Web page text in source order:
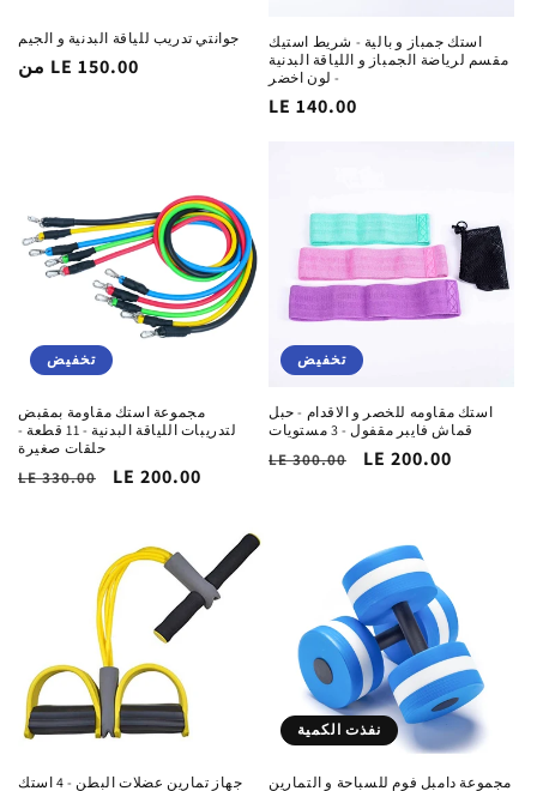
جوانتي تدريب للياقة البدنية و الجيم
السغرمن LE 150.00
استك جمباز و بالية - شريط استيك
مقسم لرياضة الجمباز و اللياقة البدنية
- لون اخضر
السغر
LE 140.00
تخفيض
مجموعة استك مقاومة بمقبض
لتدريبات اللياقة البدنية - 11 قطعة -
حلقات صغيرة
السغر
LE 330.00
سعر
LE 200.00
تخفيض
استك مقاومه للخصر و الاقدام - حبل
قماش فايبر مقفول - 3 مستويات
السغر
LE 300.00
سعر
LE 200.00
جهاز تمارين عضلات البطن - 4 استك
نفذت الكمية
مجموعة دامبل فوم للسباحة و التمارين